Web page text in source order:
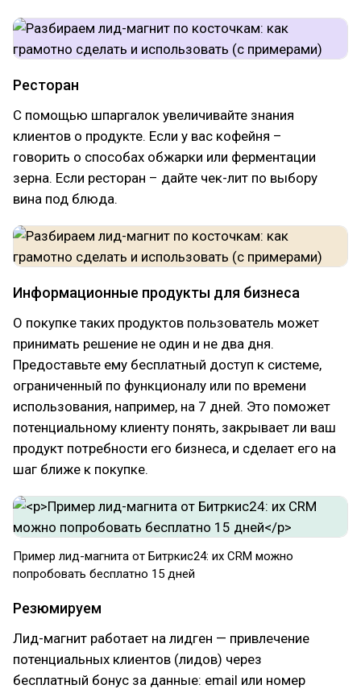
Ресторан
С помощью шпаргалок увеличивайте знания
клиентов о продукте. Если у вас кофейня –
говорить о способах обжарки или ферментации
зерна. Если ресторан – дайте чек-лит по выбору
вина под блюда.
Информационные продукты для бизнеса
О покупке таких продуктов пользователь может
принимать решение не один и не два дня.
Предоставьте ему бесплатный доступ к системе,
ограниченный по функционалу или по времени
использования, например, на 7 дней. Это поможет
потенциальному клиенту понять, закрывает ли ваш
продукт потребности его бизнеса, и сделает его на
шаг ближе к покупке.
Пример лид-магнита от Битркис24: их CRM можно
попробовать бесплатно 15 дней
Резюмируем
Лид-магнит работает на лидген — привлечение
потенциальных клиентов (лидов) через
бесплатный бонус за данные: email или номер